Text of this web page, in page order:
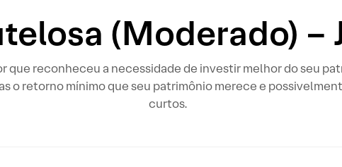
(Moderado) –
que reconheceu a necessidade de investir melhor do seu
o retorno mínimo que seu patrimônio merece e
curtos.